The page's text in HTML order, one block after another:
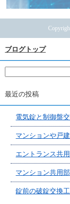
ブログトップ
最近の投稿
電気錠と制御盤
マンションや戸
エントランス共
マンション共用
錠前の破錠交換